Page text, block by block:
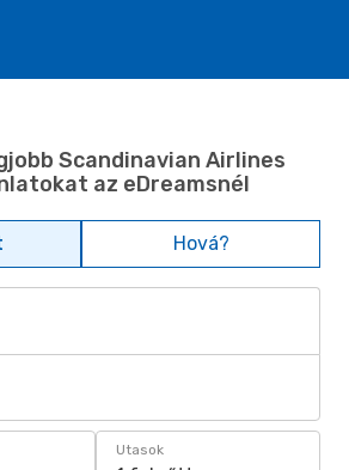
Scandinavian Airlines
az eDreamsnél
Hová?
Utasok